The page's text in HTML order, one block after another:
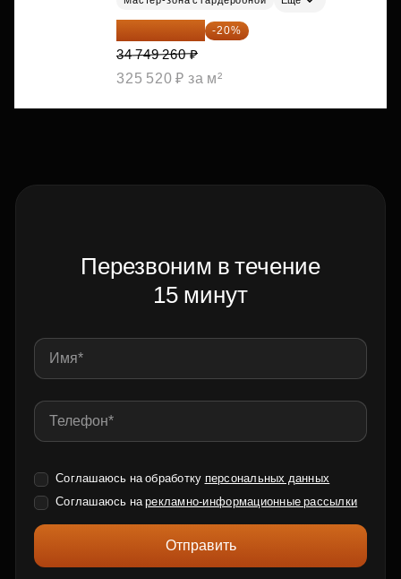
27 799 408 ₽ -20%
34 749 260 ₽
325 520 ₽ за м²
Перезвоним в течение
15 минут
Соглашаюсь на обработку персональных данных
Соглашаюсь нарекламно-информационные рассылки
Отправить